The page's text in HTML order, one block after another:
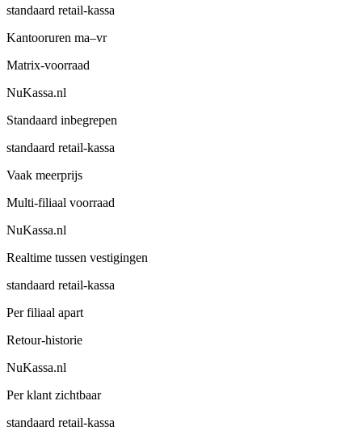
standaard retail-kassa
Kantooruren ma–vr
Matrix-voorraad
NuKassa.nl
Standaard inbegrepen
standaard retail-kassa
Vaak meerprijs
Multi-filiaal voorraad
NuKassa.nl
Realtime tussen vestigingen
standaard retail-kassa
Per filiaal apart
Retour-historie
NuKassa.nl
Per klant zichtbaar
standaard retail-kassa